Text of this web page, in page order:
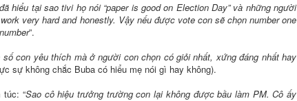
hiểu tại sao tivi họ nói “paper is good on Election Day” và những người
very hard and honestly. Vậy nếu được vote con sẽ chọn number one
”.
con yêu thích mà ở người con chọn có giỏi nhất, xứng đáng nhất hay
sự không chắc Buba có hiểu mẹ nói gì hay không).
túc: “Sao cô hiệu trưởng trường con lại không được bầu làm PM. Cô ấy